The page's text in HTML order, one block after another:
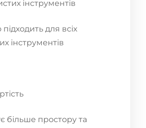
інструментів
підходить для всіх
інструментів
більше простору та